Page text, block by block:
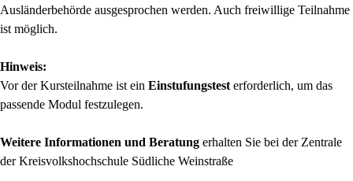
Ausländerbehörde ausgesprochen werden. Auch freiwillige Teilnahme
ist möglich.
Hinweis:
Vor der Kursteilnahme ist ein Einstufungstest erforderlich, um das
passende Modul festzulegen.
Weitere Informationen und Beratung erhalten Sie bei der Zentrale
der Kreisvolkshochschule Südliche Weinstraße